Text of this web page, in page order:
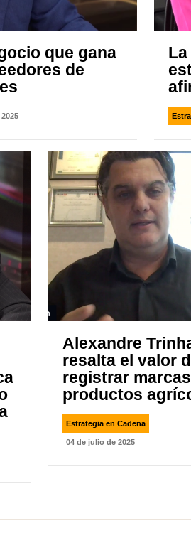
que gana
de
Alexandre
resalta el valor
registrar
productos
Estrategia en Cadena
04 de julio de 2025